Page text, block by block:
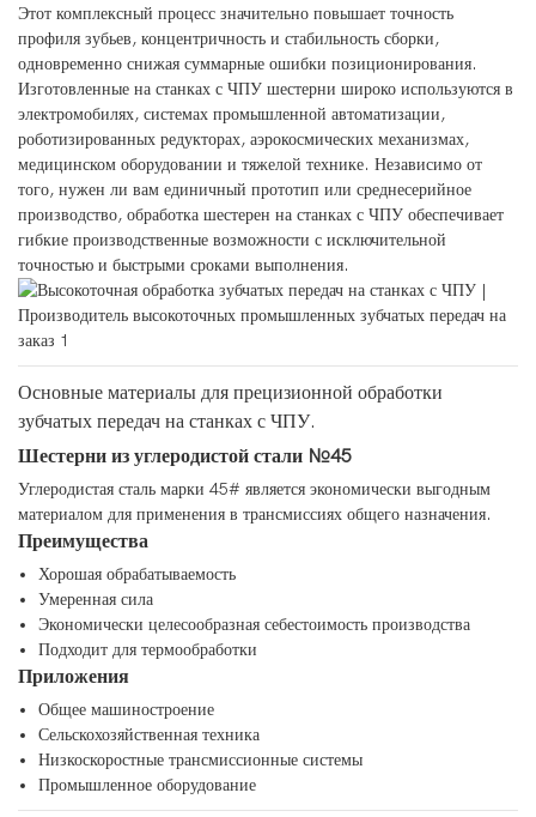
Этот комплексный процесс значительно повышает точность
профиля зубьев, концентричность и стабильность сборки,
одновременно снижая суммарные ошибки позиционирования.
Изготовленные на станках с ЧПУ шестерни широко используются в
электромобилях, системах промышленной автоматизации,
роботизированных редукторах, аэрокосмических механизмах,
медицинском оборудовании и тяжелой технике. Независимо от
того, нужен ли вам единичный прототип или среднесерийное
производство, обработка шестерен на станках с ЧПУ обеспечивает
гибкие производственные возможности с исключительной
точностью и быстрыми сроками выполнения.
Основные материалы для прецизионной обработки
зубчатых передач на станках с ЧПУ.
Шестерни из углеродистой стали №45
Углеродистая сталь марки 45# является экономически выгодным
материалом для применения в трансмиссиях общего назначения.
Преимущества
Хорошая обрабатываемость
Умеренная сила
Экономически целесообразная себестоимость производства
Подходит для термообработки
Приложения
Общее машиностроение
Сельскохозяйственная техника
Низкоскоростные трансмиссионные системы
Промышленное оборудование